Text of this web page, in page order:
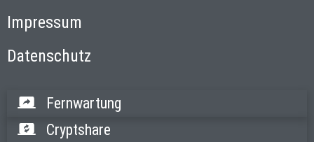
Impressum
Datenschutz
Fernwartung
Cryptshare